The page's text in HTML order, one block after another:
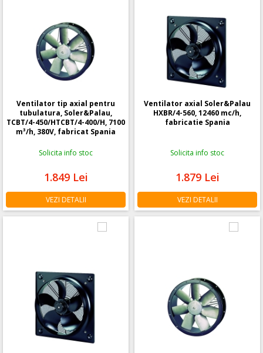
Ventilator tip axial pentru
tubulatura, Soler&Palau,
TCBT/4-450/HTCBT/4-400/H, 7100
m³/h, 380V, fabricat Spania
Solicita info stoc
1.849 Lei
VEZI DETALII
Ventilator axial Soler&Palau
HXBR/4-560, 12460 mc/h,
fabricatie Spania
Solicita info stoc
1.879 Lei
VEZI DETALII